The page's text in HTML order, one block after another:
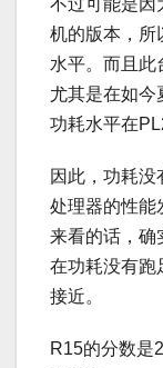
不过可能是因
机的版本，所
水平。而且此
尤其是在如今
功耗水平在
因此，功耗没
处理器的性能
来看的话，确
在功耗没有跑
接近。
R15的分数是